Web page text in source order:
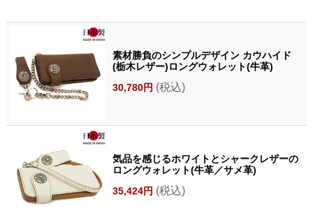
素材勝負のシンプルデザイン カウハイド
(栃木レザー)ロングウォレット(牛革)
30,780円 (税込)
気品を感じるホワイトとシャークレザーの
ロングウォレット(牛革／サメ革)
35,424円 (税込)